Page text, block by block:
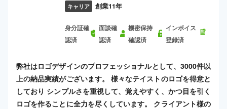
キャリア 創業11年
身分証確
認済
面談確
認済
機密保持
確認済
インボイス
登録済
弊社はロゴデザインのプロフェッショナルとして、3000件以
上の納品実績がございます。 様々なテイストのロゴを得意と
しており シンプルさを重視して、覚えやすく、かつ目を引く
ロゴを作ることに全力を尽くしています。 クライアント様の